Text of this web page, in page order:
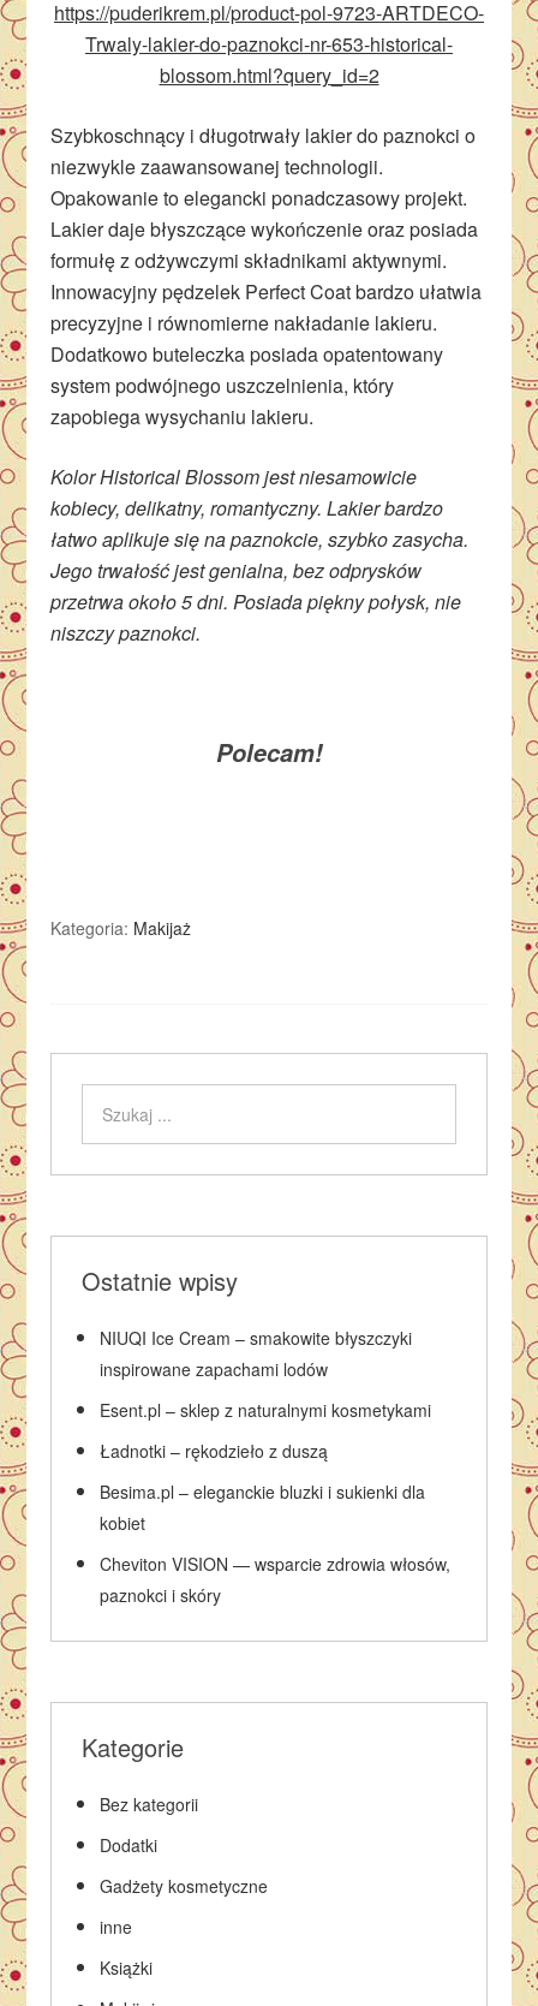
https://puderikrem.pl/product-pol-9723-ARTDECO-
Trwaly-lakier-do-paznokci-nr-653-historical-
blossom.html?query_id=2
Szybkoschnący i długotrwały lakier do paznokci o
niezwykle zaawansowanej technologii.
Opakowanie to elegancki ponadczasowy projekt.
Lakier daje błyszczące wykończenie oraz posiada
formułę z odżywczymi składnikami aktywnymi.
Innowacyjny pędzelek Perfect Coat bardzo ułatwia
precyzyjne i równomierne nakładanie lakieru.
Dodatkowo buteleczka posiada opatentowany
system podwójnego uszczelnienia, który
zapobiega wysychaniu lakieru.
Kolor Historical Blossom jest niesamowicie
kobiecy, delikatny, romantyczny. Lakier bardzo
łatwo aplikuje się na paznokcie, szybko zasycha.
Jego trwałość jest genialna, bez odprysków
przetrwa około 5 dni. Posiada piękny połysk, nie
niszczy paznokci.
Polecam!
Kategoria: Makijaż
Ostatnie wpisy
NIUQI Ice Cream – smakowite błyszczyki
inspirowane zapachami lodów
Esent.pl – sklep z naturalnymi kosmetykami
Ładnotki – rękodzieło z duszą
Besima.pl – eleganckie bluzki i sukienki dla
kobiet
Cheviton VISION — wsparcie zdrowia włosów,
paznokci i skóry
Kategorie
Bez kategorii
Dodatki
Gadżety kosmetyczne
inne
Książki